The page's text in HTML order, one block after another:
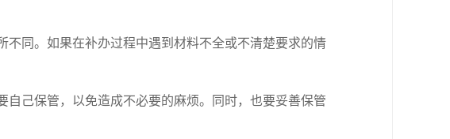
同。如果在补办过程中遇到材料不全或不清楚要求的情
己保管，以免造成不必要的麻烦。同时，也要妥善保管